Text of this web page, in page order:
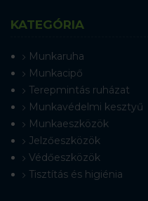
KATEGÓRIA
Munkaruha
Munkacipő
Terepmintás ruházat
Munkavédelmi kesztyű
Munkaeszközök
Jelzőeszközök
Védőeszközök
Tisztítás és higiénia